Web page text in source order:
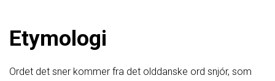
Etymologi
Ordet det sner kommer fra det olddanske ord snjór, som